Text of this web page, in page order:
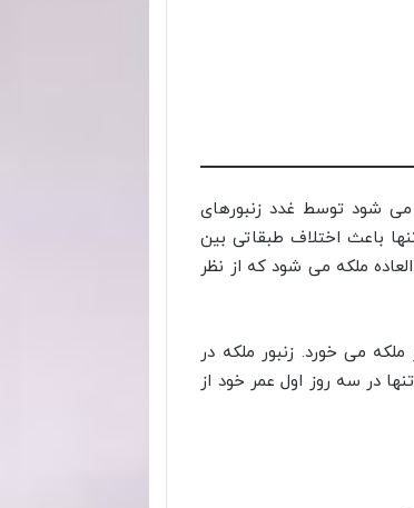
می شود توسط غدد زنبورهای
باعث اختلاف طبقاتی بین
ملکه می شود که از نظر
می خورد. زنبور ملکه در
در سه روز اول عمر خود از